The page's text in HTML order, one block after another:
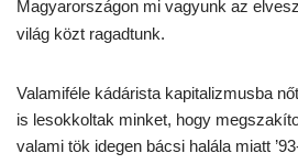
Magyarországon mi vagyunk az
világ közt ragadtunk.
Valamiféle kádárista kapitalizmusba
is lesokkoltak minket, hogy
valami tök idegen bácsi halála miatt